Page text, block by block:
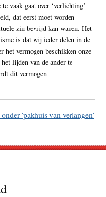
vaak gaat over ‘verlichting’
dat eerst moet worden
zin bevrijd kan wanen. Het
is dat wij ieder delen in de
vermogen beschikken onze
lijden van de ander te
dit vermogen
'pakhuis van verlangen'